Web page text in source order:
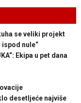
se veliki projekt
ispod nule“
Ekipa u pet dana
desetljeće najviše